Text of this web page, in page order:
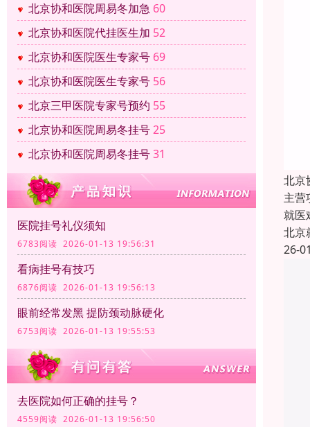
北京协和医院周易冬加急 60
北京协和医院代挂医生加 52
北京协和医院医生专家号 69
北京协和医院医生专家号 56
北京三甲医院专家号预约 55
北京协和医院周易冬挂号25
北京协和医院周易冬挂号31
医院挂号礼仪须知
6783阅读 2026-01-13 19:56:31
看病挂号有技巧
6876阅读 2026-01-13 19:56:13
眼前经常发黑 提防颈动脉硬化
6753阅读 2026-01-13 19:55:53
去医院如何正确的挂号？
4559阅读 2026-01-13 19:56:50
北京
主营
就医
北京
26-